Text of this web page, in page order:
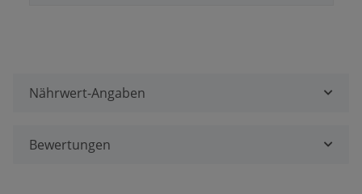
Nährwert-Angaben
Bewertungen